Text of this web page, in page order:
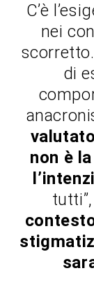
C’è
nei
di
non è